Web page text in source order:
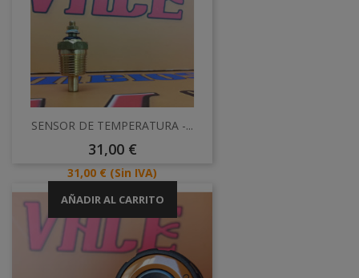
SENSOR DE TEMPERATURA -...
Precio
31,00 €
Precio
31,00 € (Sin IVA)
AÑADIR AL CARRITO